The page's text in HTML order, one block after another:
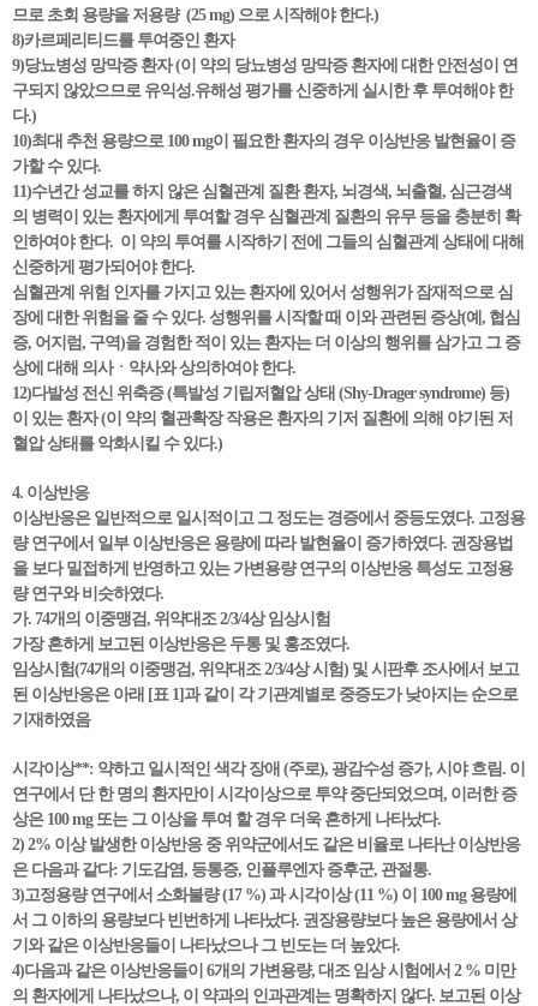
므로 초회 용량을 저용량 (25 mg) 으로 시작해야 한다.)
8)카르페리티드를 투여중인 환자
9)당뇨병성 망막증 환자 (이 약의 당뇨병성 망막증 환자에 대한 안전성이 연
구되지 않았으므로 유익성.유해성 평가를 신중하게 실시한 후 투여해야 한
다.)
10)최대 추천 용량으로 100 mg이 필요한 환자의 경우 이상반응 발현율이 증
가할 수 있다.
11)수년간 성교를 하지 않은 심혈관계 질환 환자, 뇌경색, 뇌출혈, 심근경색
의 병력이 있는 환자에게 투여할 경우 심혈관계 질환의 유무 등을 충분히 확
인하여야 한다. 이 약의 투여를 시작하기 전에 그들의 심혈관계 상태에 대해
신중하게 평가되어야 한다.
심혈관계 위험 인자를 가지고 있는 환자에 있어서 성행위가 잠재적으로 심
장에 대한 위험을 줄 수 있다. 성행위를 시작할 때 이와 관련된 증상(예, 협심
증, 어지럼, 구역)을 경험한 적이 있는 환자는 더 이상의 행위를 삼가고 그 증
상에 대해 의사ㆍ약사와 상의하여야 한다.
12)다발성 전신 위축증 (특발성 기립저혈압 상태 (Shy-Drager syndrome) 등)
이 있는 환자 (이 약의 혈관확장 작용은 환자의 기저 질환에 의해 야기된 저
혈압 상태를 악화시킬 수 있다.)
4. 이상반응
이상반응은 일반적으로 일시적이고 그 정도는 경증에서 중등도였다. 고정용
량 연구에서 일부 이상반응은 용량에 따라 발현율이 증가하였다. 권장용법
을 보다 밀접하게 반영하고 있는 가변용량 연구의 이상반응 특성도 고정용
량 연구와 비슷하였다.
가. 74개의 이중맹검, 위약대조 2/3/4상 임상시험
가장 흔하게 보고된 이상반응은 두통 및 홍조였다.
임상시험(74개의 이중맹검, 위약대조 2/3/4상 시험) 및 시판후 조사에서 보고
된 이상반응은 아래 [표 1]과 같이 각 기관계별로 중증도가 낮아지는 순으로
기재하였음
시각이상**: 약하고 일시적인 색각 장애 (주로), 광감수성 증가, 시야 흐림. 이
연구에서 단 한 명의 환자만이 시각이상으로 투약 중단되었으며, 이러한 증
상은 100 mg 또는 그 이상을 투여 할 경우 더욱 흔하게 나타났다.
2) 2% 이상 발생한 이상반응 중 위약군에서도 같은 비율로 나타난 이상반응
은 다음과 같다: 기도감염, 등통증, 인플루엔자 증후군, 관절통.
3)고정용량 연구에서 소화불량 (17 %) 과 시각이상 (11 %) 이 100 mg 용량에
서 그 이하의 용량보다 빈번하게 나타났다. 권장용량보다 높은 용량에서 상
기와 같은 이상반응들이 나타났으나 그 빈도는 더 높았다.
4)다음과 같은 이상반응들이 6개의 가변용량, 대조 임상 시험에서 2 % 미만
의 환자에게 나타났으나, 이 약과의 인과관계는 명확하지 않다. 보고된 이상